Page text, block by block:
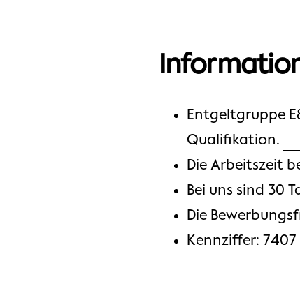
Entgeltgruppe
Qualifikation.
Die Arbeitszeit
Bei uns sind 30
Die
Kennziffer: 7407